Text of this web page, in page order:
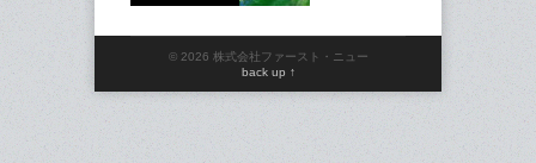
© 2026 株式会社ファースト・ニュー
back up ↑